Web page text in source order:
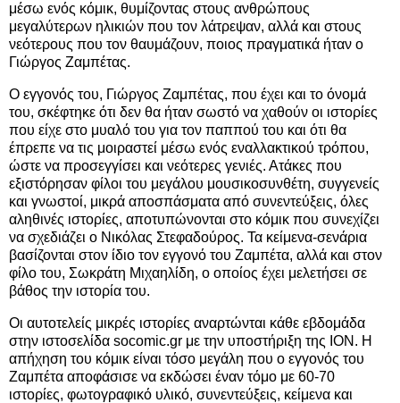
μέσω ενός κόμικ, θυμίζοντας στους ανθρώπους
μεγαλύτερων ηλικιών που τον λάτρεψαν, αλλά και στους
νεότερους που τον θαυμάζουν, ποιος πραγματικά ήταν ο
Γιώργος Ζαμπέτας.
Ο εγγονός του, Γιώργος Ζαμπέτας, που έχει και το όνομά
του, σκέφτηκε ότι δεν θα ήταν σωστό να χαθούν οι ιστορίες
που είχε στο μυαλό του για τον παππού του και ότι θα
έπρεπε να τις μοιραστεί μέσω ενός εναλλακτικού τρόπου,
ώστε να προσεγγίσει και νεότερες γενιές. Ατάκες που
εξιστόρησαν φίλοι του μεγάλου μουσικοσυνθέτη, συγγενείς
και γνωστοί, μικρά αποσπάσματα από συνεντεύξεις, όλες
αληθινές ιστορίες, αποτυπώνονται στο κόμικ που συνεχίζει
να σχεδιάζει ο Νικόλας Στεφαδούρος. Τα κείμενα-σενάρια
βασίζονται στον ίδιο τον εγγονό του Ζαμπέτα, αλλά και στον
φίλο του, Σωκράτη Μιχαηλίδη, ο οποίος έχει μελετήσει σε
βάθος την ιστορία του.
Οι αυτοτελείς μικρές ιστορίες αναρτώνται κάθε εβδομάδα
στην ιστοσελίδα socomic.gr με την υποστήριξη της ΙΟΝ. Η
απήχηση του κόμικ είναι τόσο μεγάλη που ο εγγονός του
Ζαμπέτα αποφάσισε να εκδώσει έναν τόμο με 60-70
ιστορίες, φωτογραφικό υλικό, συνεντεύξεις, κείμενα και